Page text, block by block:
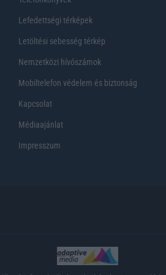
Lefedettségi térképek
Letöltési sebesség térkép
Nemzetközi hívószámok
Mobiltelefon védelem és biztonság
Kapcsolat
Médiaajánlat
Impresszum